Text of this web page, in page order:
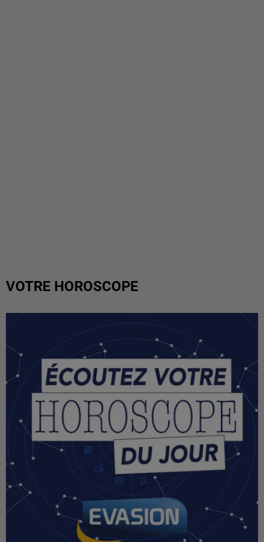
VOTRE HOROSCOPE